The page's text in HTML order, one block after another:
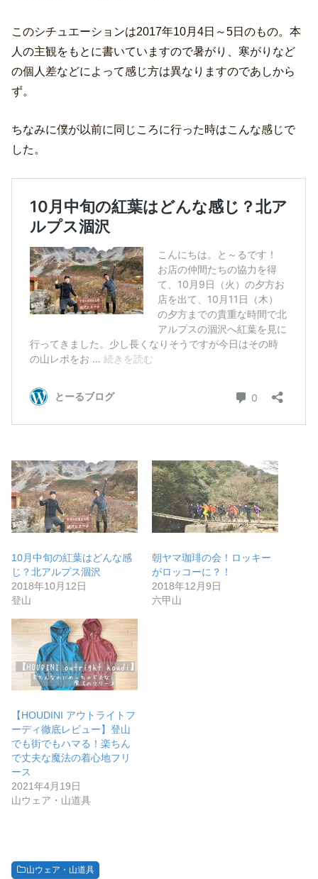
このシチュエーションは2017年10月4日～5日のもの。本
人の主観をもとに書いていますので暑がり、寒がりなど
の個人差などによって感じ方は異なりますのであしから
ず。
ちなみに僕が以前に同じころに行った時はこんな感じで
した。
10月中旬の紅葉はどんな感
じ？北アルプス涸沢
2018年10月12日
登山
朝ヤマ珈琲の会！ロッキー
がロッコーに？！
2018年12月9日
六甲山
【HOUDINI アウトライトフ
ーディ徹底レビュー】登山
でも街でもハマる！楽ちん
で丈夫な魔法の着心地フリ
ース
2021年4月19日
山ウェア・山道具
山ウェア・山道具